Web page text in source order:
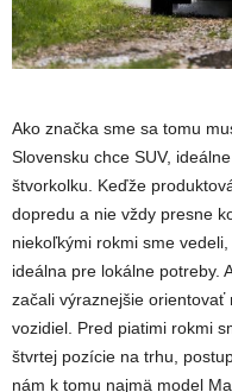
Ako značka sme sa tomu
Slovensku chce SUV,
štvorkolku. Keďže
dopredu a nie vždy presne
niekoľkými rokmi sme
ideálna pre lokálne potreby.
začali výraznejšie
vozidiel. Pred piatimi rokmi
štvrtej pozície na trhu,
nám k tomu najmä model